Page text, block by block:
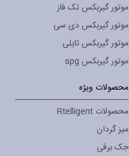
موتور گیربکس تک فاز
موتور گیربکس دی سی
موتور گیربکس تایلی
موتور گیربکس spg
محصولات ویژه
محصولات Rtelligent
میز گردان
جک برقی